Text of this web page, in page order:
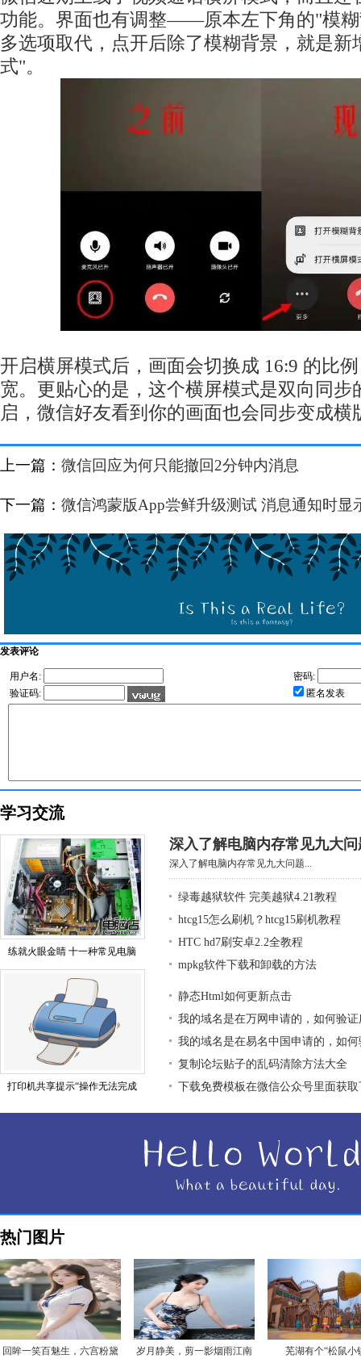
功能。界面也有调整——原本左下角的"模
多选项取代，点开后除了模糊背景，就是新
式"。
开启横屏模式后，画面会切换成 16:9 的比
宽。更贴心的是，这个横屏模式是双向同
启，微信好友看到你的画面也会同步变成横
上一篇： 微信回应为何只能撤回2分钟内消息
下一篇： 微信鸿蒙版App尝鲜升级测试 消息通知时显
发表评论
用户名:
密码:
验证码:
匿名发表
学习交流
练就火眼金睛 十一种常见电脑
打印机共享提示“操作无法完成
深入了解电脑内存常见九大问
深入了解电脑内存常见九大问题...
绿毒越狱软件 完美越狱4.21教程
htcg15怎么刷机？htcg15刷机教程
HTC hd7刷安卓2.2全教程
mpkg软件下载和卸载的方法
静态Html如何更新点击
我的域名是在万网申请的，如何验
我的域名是在易名中国申请的，如
复制论坛贴子的乱码清除方法大全
下载免费模板在微信公众号里面获
热门图片
回眸一笑百魅生，六宫粉黛
岁月静美，剪一影烟雨江南 芜湖有个“松鼠小